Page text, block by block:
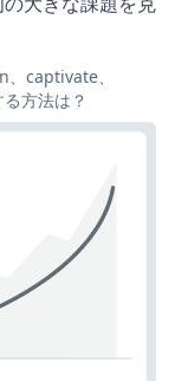
captivate、
方法は？